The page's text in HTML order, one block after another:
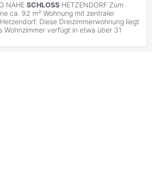
NÄHE SCHLOSS HETZENDORF Zum
ca. 92 m² Wohnung mit zentraler
Diese Dreizimmerwohnung liegt
Wohnzimmer verfügt in etwa über 31